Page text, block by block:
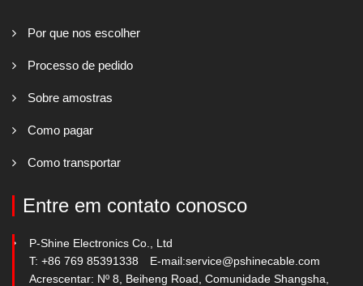
Por que nos escolher
Processo de pedido
Sobre amostras
Como pagar
Como transportar
Entre em contato conosco
P-Shine Electronics Co., Ltd
T: +86 769 85391338
E-mail:service@pshinecable.com
Acrescentar: Nº 8, Beiheng Road, Comunidade Shangsha,